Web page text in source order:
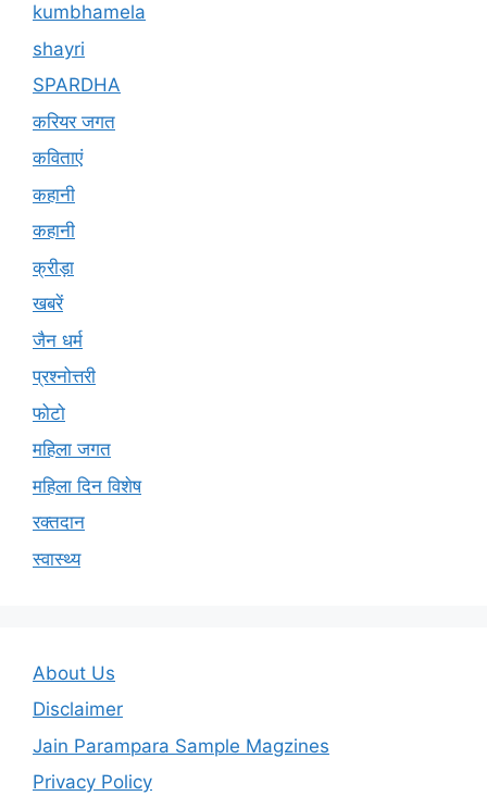
kumbhamela
shayri
SPARDHA
करियर जगत
कविताएं
कहानी
कहानी
क्रीड़ा
खबरें
जैन धर्म
प्रश्नोत्तरी
फोटो
महिला जगत
महिला दिन विशेष
रक्तदान
स्वास्थ्य
About Us
Disclaimer
Jain Parampara Sample Magzines
Privacy Policy